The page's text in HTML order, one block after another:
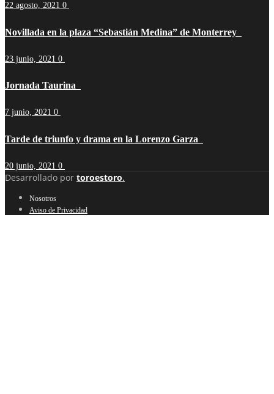
22 agosto, 2021 0
Novillada en la plaza “Sebastián Medina” de Monterrey
23 junio, 2021 0
Jornada Taurina
7 junio, 2021 0
Tarde de triunfo y drama en la Lorenzo Garza
20 junio, 2021 0
Desarrollado por toroestoro.
Nosotros
Aviso de Privacidad